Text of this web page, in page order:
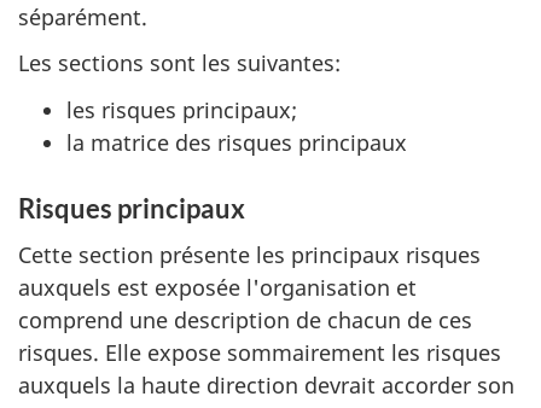
séparément.
Les sections sont les suivantes:
les risques principaux;
la matrice des risques principaux
Risques principaux
Cette section présente les principaux risques
auxquels est exposée l'organisation et
comprend une description de chacun de ces
risques. Elle expose sommairement les risques
auxquels la haute direction devrait accorder son